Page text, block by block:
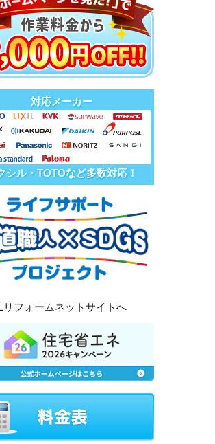
対応メーカー
シル・TOTOなど多数対応！